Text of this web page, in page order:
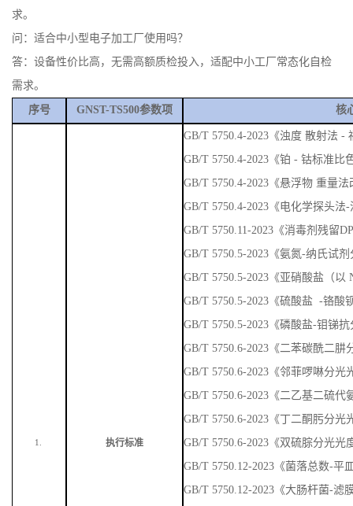
求。
问：适合中小型电子加工厂使用吗？
答：设备性价比高，无需高额质检投入，适配中小工厂常态化自检
需求。
序号 GNST-TS500参数项 核
1. 执行标准
GB/T 5750.4-2023《浊度 散射法
GB/T 5750.4-2023《铂 - 钴标准比
GB/T 5750.4-2023《悬浮物 重量法
GB/T 5750.4-2023《电化学探头法
GB/T 5750.11-2023《消毒剂残留
GB/T 5750.5-2023《氨氮-纳氏试
GB/T 5750.5-2023《亚硝酸盐（
GB/T 5750.5-2023《硫酸盐 -铬酸
GB/T 5750.5-2023《磷酸盐-钼锑
GB/T 5750.6-2023《二苯碳酰二
GB/T 5750.6-2023《邻菲啰啉分光
GB/T 5750.6-2023《二乙基二硫
GB/T 5750.6-2023《丁二酮肟分光
GB/T 5750.6-2023《双硫腙分光光
GB/T 5750.12-2023《菌落总数-平
GB/T 5750.12-2023《大肠杆菌-滤